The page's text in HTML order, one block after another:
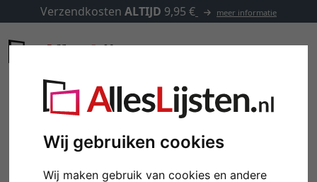
Wij gebruiken cookies
Wij maken gebruik van cookies en andere
Verzendkosten ALTIJD 9,95 € meer informatie